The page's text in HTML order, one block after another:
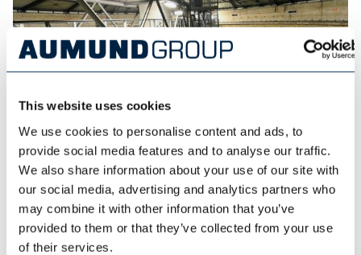
This website uses cookies
We use cookies to personalise content and ads, to
provide social media features and to analyse our traffic.
We also share information about your use of our site with
our social media, advertising and analytics partners who
may combine it with other information that you’ve
provided to them or that they’ve collected from your use
of their services.
ESI EUROSILO